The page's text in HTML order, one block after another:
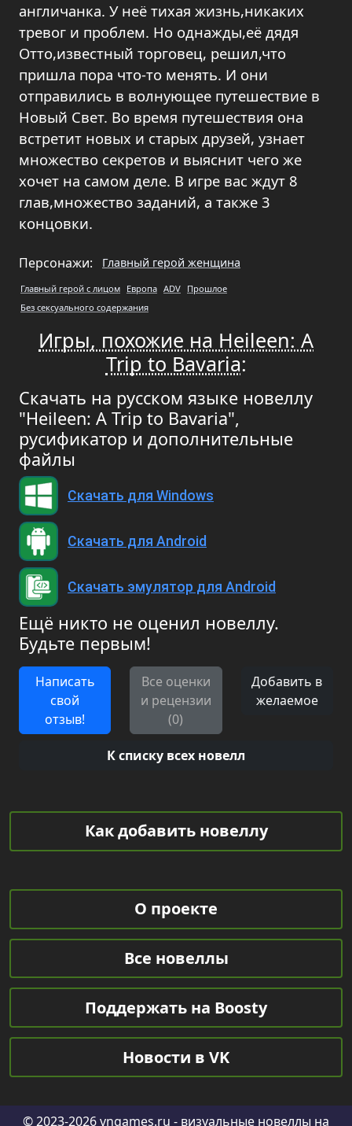
англичанка. У неё тихая жизнь,никаких
тревог и проблем. Но однажды,её дядя
Отто,известный торговец, решил,что
пришла пора что-то менять. И они
отправились в волнующее путешествие в
Новый Свет. Во время путешествия она
встретит новых и старых друзей, узнает
множество секретов и выяснит чего же
хочет на самом деле. В игре вас ждут 8
глав,множество заданий, а также 3
концовки.
Персонажи: Главный герой женщина
Главный герой с лицом Европа ADV Прошлое
Без сексуального содержания
Игры, похожие на Heileen: A
Trip to Bavaria:
Скачать на русском языке новеллу
"Heileen: A Trip to Bavaria",
русификатор и дополнительные
файлы
Скачать для Windows
Скачать для Android
Скачать эмулятор для Android
Ещё никто не оценил новеллу.
Будьте первым!
Написать
свой
отзыв!
Все оценки
и рецензии
(0)
Добавить в
желаемое
К списку всех новелл
Как добавить новеллу
О проекте
Все новеллы
Поддержать на Boosty
Новости в VK
© 2023-2026vngames.ru - визуальные новеллы на